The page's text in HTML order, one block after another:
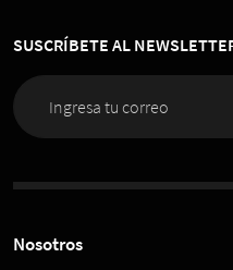
SUSCRÍBETE AL
Nosotros